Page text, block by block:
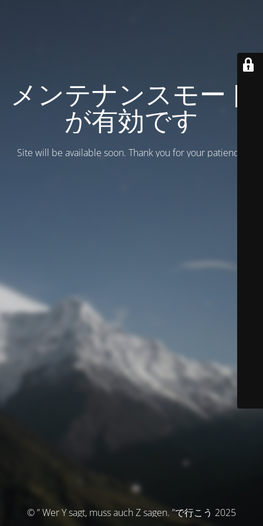
メンテナンスモード
が有効です
Site will be available soon. Thank you for your patience!
© ” Wer Y sagt, muss auch Z sagen. ”で行こう 2025